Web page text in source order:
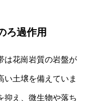
ろ過作用
は花崗岩質の岩盤が
い土壌を備えていま
抑え、微生物や落ち